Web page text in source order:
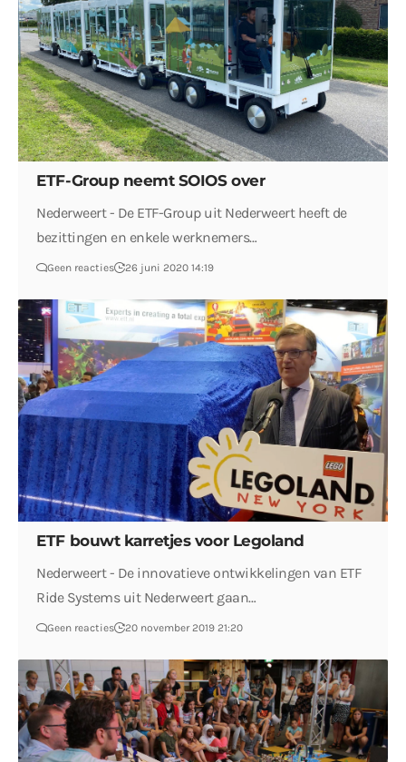
ETF-Group neemt SOIOS over
Nederweert - De ETF-Group uit Nederweert heeft de
bezittingen en enkele werknemers…
Geen reacties 26 juni 2020 14:19
ETF bouwt karretjes voor Legoland
Nederweert - De innovatieve ontwikkelingen van ETF
Ride Systems uit Nederweert gaan…
Geen reacties 20 november 2019 21:20